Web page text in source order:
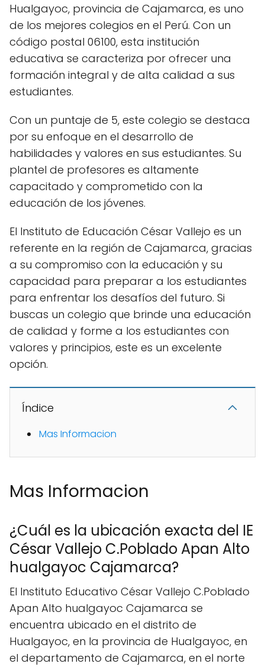
Hualgayoc, provincia de Cajamarca, es uno
de los mejores colegios en el Perú. Con un
código postal 06100, esta institución
educativa se caracteriza por ofrecer una
formación integral y de alta calidad a sus
estudiantes.
Con un puntaje de 5, este colegio se destaca
por su enfoque en el desarrollo de
habilidades y valores en sus estudiantes. Su
plantel de profesores es altamente
capacitado y comprometido con la
educación de los jóvenes.
El Instituto de Educación César Vallejo es un
referente en la región de Cajamarca, gracias
a su compromiso con la educación y su
capacidad para preparar a los estudiantes
para enfrentar los desafíos del futuro. Si
buscas un colegio que brinde una educación
de calidad y forme a los estudiantes con
valores y principios, este es un excelente
opción.
Índice
Mas Informacion
Mas Informacion
¿Cuál es la ubicación exacta del IE
César Vallejo C.Poblado Apan Alto
hualgayoc Cajamarca?
El Instituto Educativo César Vallejo C.Poblado
Apan Alto hualgayoc Cajamarca se
encuentra ubicado en el distrito de
Hualgayoc, en la provincia de Hualgayoc, en
el departamento de Cajamarca, en el norte